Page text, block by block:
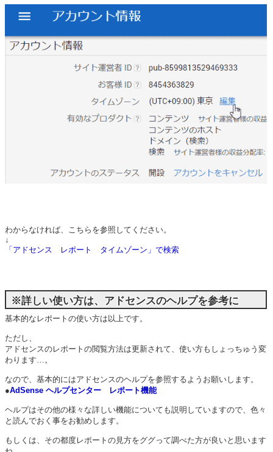
わからなければ、こちらを参照してください。
↓
「アドセンス レポート タイムゾーン」で検索
※詳しい使い方は、アドセンスのヘルプを参考に
基本的なレポートの使い方は以上です。
ただし、
アドセンスのレポートの閲覧方法は更新されて、使い方もしょっちゅう変
わります…。
なので、基本的にはアドセンスのヘルプを参照するようお願いします。
●AdSense ヘルプセンター レポート機能
ヘルプはその他の様々な詳しい機能についても説明していますので、色々
と読んでおく事をお勧めします。
もしくは、その都度レポートの見方をググって調べた方が良いと思います